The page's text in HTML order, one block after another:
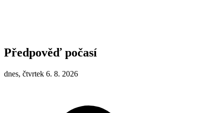
Předpověď počasí
dnes, čtvrtek 6. 8. 2026